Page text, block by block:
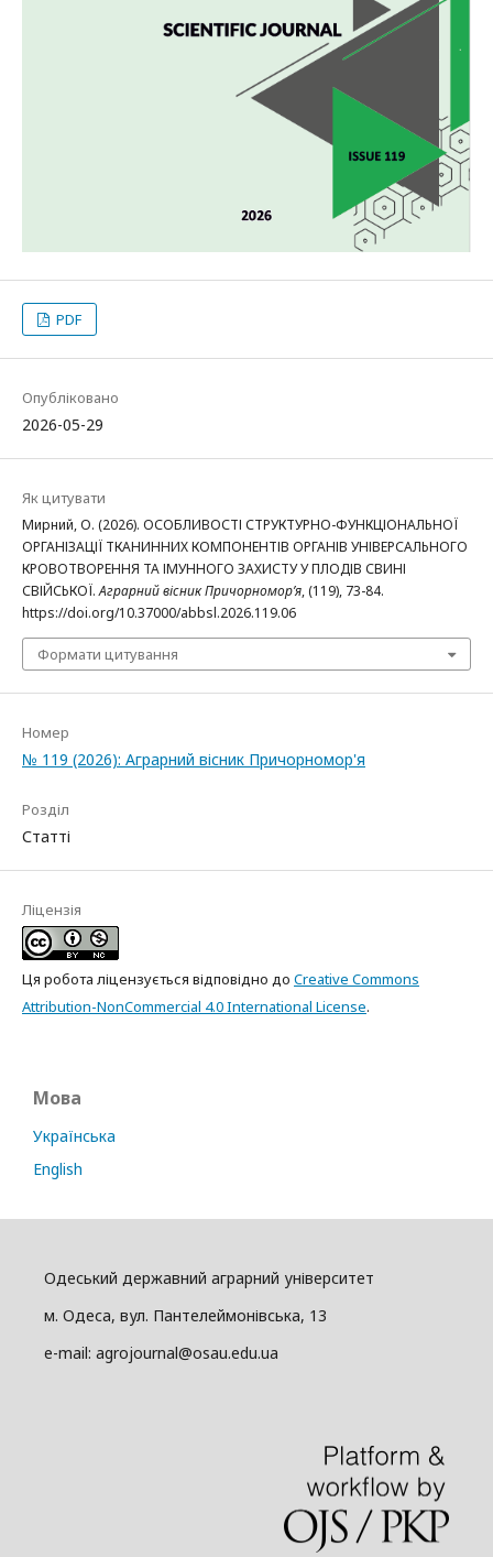
PDF
Опубліковано
2026-05-29
Як цитувати
Мирний, О. (2026). ОСОБЛИВОСТІ СТРУКТУРНО-ФУНКЦІОНАЛЬНОЇ
ОРГАНІЗАЦІЇ ТКАНИННИХ КОМПОНЕНТІВ ОРГАНІВ УНІВЕРСАЛЬНОГО
КРОВОТВОРЕННЯ ТА ІМУННОГО ЗАХИСТУ У ПЛОДІВ СВИНІ
СВІЙСЬКОЇ.Аграрний вісник Причорномор’я, (119), 73-84.
https://doi.org/10.37000/abbsl.2026.119.06
Формати цитування
Номер
№ 119 (2026): Аграрний вісник Причорномор'я
Розділ
Статті
Ліцензія
Ця робота ліцензується відповідно до Creative Commons
Attribution-NonCommercial 4.0 International License.
Мова
Українська
English
Одеський державний аграрний університет
м. Одеса, вул. Пантелеймонівська, 13
e-mail: agrojournal@osau.edu.ua